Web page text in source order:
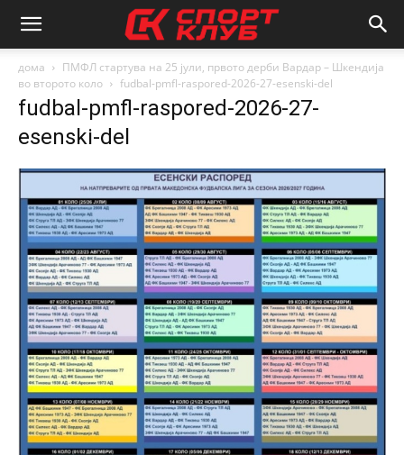
дома
ПМФЛ стартува на 25 јули, првото дерби Вардар – Шкендија
во второто коло
fudbal-pmfl-raspored-2026-27-esenski-del
fudbal-pmfl-raspored-2026-27-
esenski-del